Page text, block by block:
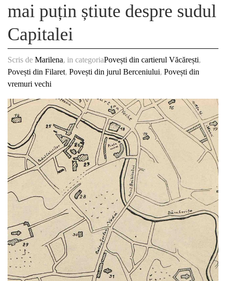
mai puțin știute despre sudul
Capitalei
Scris de Marilena, in categoriaPovești din cartierul Văcărești,
Povești din Filaret, Povești din jurul Berceniului, Povești din
vremuri vechi